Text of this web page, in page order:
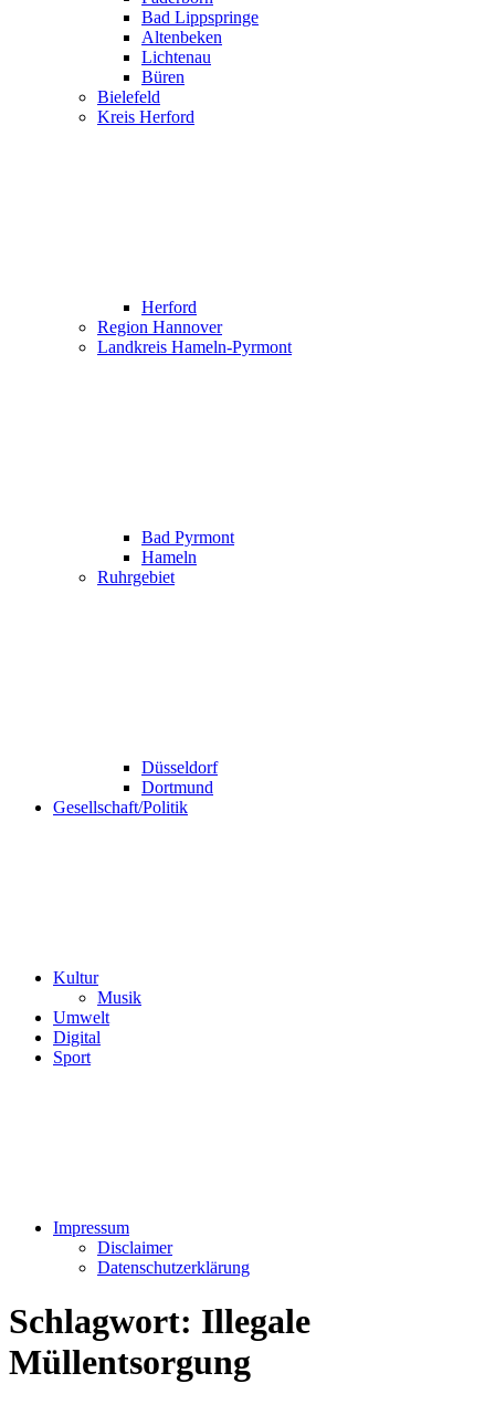
Bad Lippspringe
Altenbeken
Lichtenau
Büren
Bielefeld
Kreis Herford
Herford
Region Hannover
Landkreis Hameln-Pyrmont
Bad Pyrmont
Hameln
Ruhrgebiet
Düsseldorf
Dortmund
Gesellschaft/Politik
Kultur
Musik
Umwelt
Digital
Sport
Impressum
Disclaimer
Datenschutzerklärung
Schlagwort: Illegale
Müllentsorgung